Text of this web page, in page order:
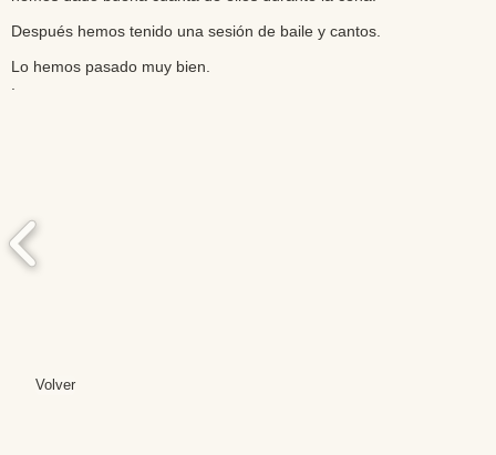
Después hemos tenido una sesión de baile y cantos.
Lo hemos pasado muy bien.
Volver